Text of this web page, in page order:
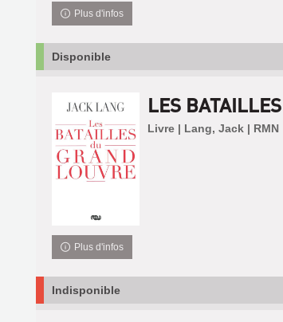
Plus d'infos
Disponible
LES
Livre | Lang, Jack | RMN
Plus d'infos
Indisponible